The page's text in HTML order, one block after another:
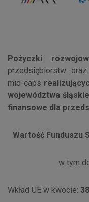
Pożyczki
przedsiębiorstw
mid-caps
województwa
finansowe dla
Wartość Funduszu
w tym
Wkład UE w kwocie: